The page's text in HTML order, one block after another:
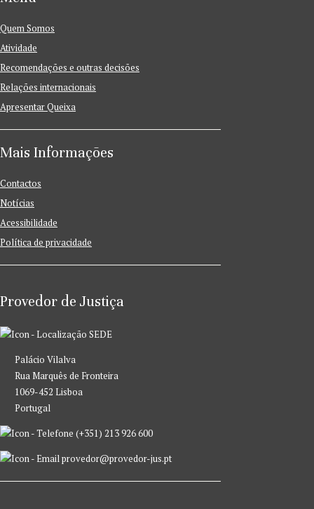
Quem Somos
Atividade
Recomendações e outras decisões
Relações internacionais
Apresentar Queixa
Mais Informações
Contactos
Notícias
Acessibilidade
Política de privacidade
Provedor de Justiça
SEDE
Palácio Vilalva
Rua Marquês de Fronteira
1069-452 Lisboa
Portugal
(+351) 213 926 600
provedor@provedor-jus.pt